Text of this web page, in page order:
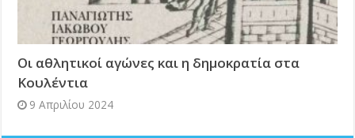
Οι αθλητικοί αγώνες και η δημοκρατία στα
Κουλέντια
9 Απριλίου 2024